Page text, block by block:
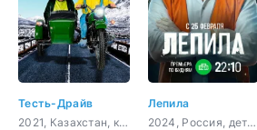
Тесть-Драйв
2021, Казахстан, комедия
Лепила
2024, Россия, детектив, криминал